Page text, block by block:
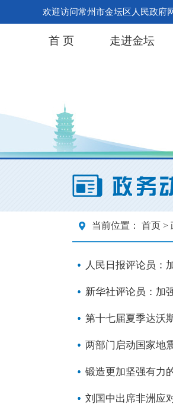
欢迎访问常州市金坛区人民政府
首 页 走进金坛
当前位置： 首页 >
人民日报评论员：
新华社评论员：加
第十七届夏季达沃
两部门启动国家地
锻造更加坚强有力
刘国中出席非洲应